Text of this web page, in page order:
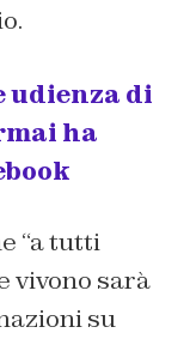
udienza di
ha
“a tutti
vivono sarà
su